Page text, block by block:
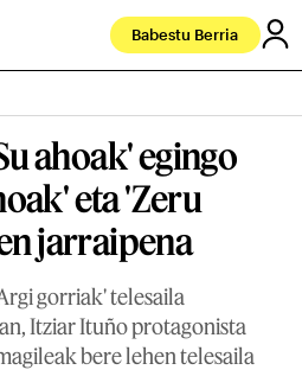
Babestu Berria
ahoak' egingo
eta 'Zeru
jarraipena
gorriak' telesaila
Itziar Ituño protagonista
bere lehen telesaila